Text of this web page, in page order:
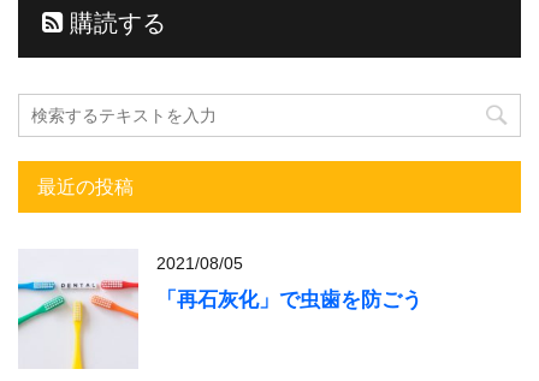
購読する
最近の投稿
2021/08/05
「再石灰化」で虫歯を防ごう